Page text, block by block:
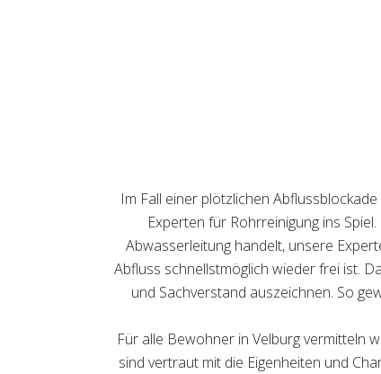
Im Fall einer plötzlichen
Experten für Rohrreinigung ins
Abwasserleitung handelt, unsere
Abfluss schnellstmöglich wieder frei ist.
und Sachverstand auszeichnen. So
Für alle Bewohner in Velburg vermitteln
sind vertraut mit die Eigenheiten und